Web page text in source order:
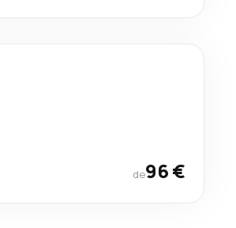
de96 €